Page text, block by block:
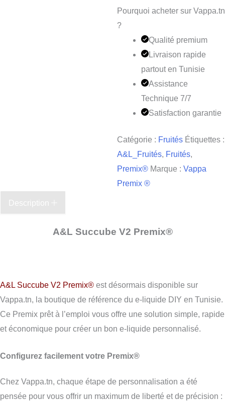
Pourquoi acheter sur Vappa.tn
?
Qualité premium
Livraison rapide
partout en Tunisie
Assistance
Technique 7/7
Satisfaction garantie
Catégorie : Fruités Étiquettes :
A&L_Fruités, Fruités,
Premix® Marque : Vappa
Premix ®
Description
A&L Succube V2 Premix®
A&L Succube V2 Premix® est désormais disponible sur
Vappa.tn, la boutique de référence du e-liquide DIY en Tunisie.
Ce Premix prêt à l’emploi vous offre une solution simple, rapide
et économique pour créer un bon e-liquide personnalisé.
Configurez facilement votre Premix®
Chez Vappa.tn, chaque étape de personnalisation a été
pensée pour vous offrir un maximum de liberté et de précision :